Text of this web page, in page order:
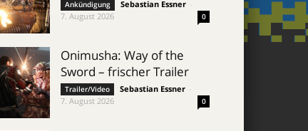
Ankündigung Sebastian Essner
7. August 2026
0
Onimusha: Way of the
Sword – frischer Trailer
Trailer/Video Sebastian Essner
7. August 2026
0